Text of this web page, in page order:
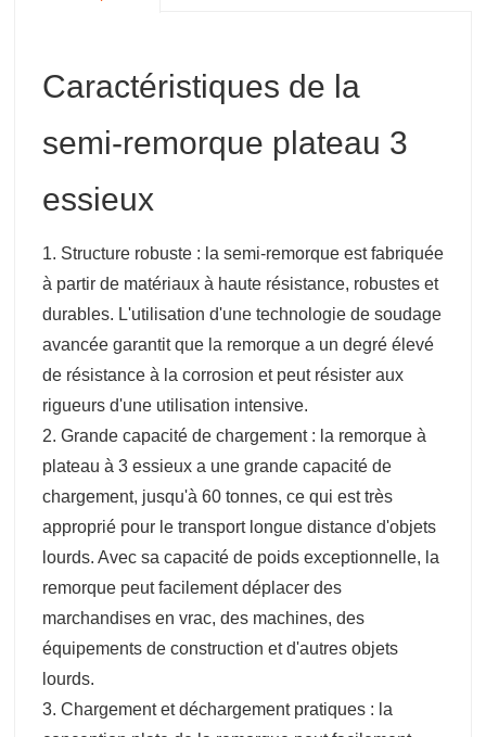
Caractéristiques de la
semi-remorque plateau 3
essieux
1. Structure robuste : la semi-remorque est fabriquée
à partir de matériaux à haute résistance, robustes et
durables. L'utilisation d'une technologie de soudage
avancée garantit que la remorque a un degré élevé
de résistance à la corrosion et peut résister aux
rigueurs d'une utilisation intensive.
2. Grande capacité de chargement : la remorque à
plateau à 3 essieux a une grande capacité de
chargement, jusqu'à 60 tonnes, ce qui est très
approprié pour le transport longue distance d'objets
lourds. Avec sa capacité de poids exceptionnelle, la
remorque peut facilement déplacer des
marchandises en vrac, des machines, des
équipements de construction et d'autres objets
lourds.
3. Chargement et déchargement pratiques : la